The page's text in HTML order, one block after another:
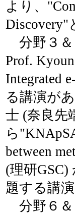
より、
Discovery"
分野３＆
Prof.
Integrated
る講演が
士 (奈良先
ら
between
(理研GSC)
題する講
分野６＆